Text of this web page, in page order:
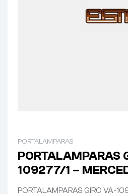
PORTALAMPARAS
PORTALAMPARAS
109277/1 –
/ 1634
PORTALAMPARAS GIRO VA-